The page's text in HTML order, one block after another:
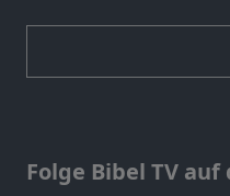
Folge Bibel TV